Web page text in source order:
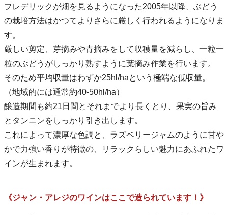
フレデリックが畑を見るようになった2005年以降、ぶどう
の栽培方法はかつてよりさらに厳しく行われるようになりま
す。
厳しい剪定、芽摘みや青摘みをして収穫量を減らし、一粒一
粒のぶどうがしっかり熟すように葉摘み作業を行います。
そのため平均収量はわずか25hl/haという極端な低収量。
（地域的には通常約40-50hl/ha）
醸造期間も約21日間とそれまでより長くとり、果実の旨み
とタンニンをしっかり引き出します。
これによって濃厚な色調と、ラズベリージャムのように甘や
かで力強い香りが特徴の、リラックらしい魅力にあふれたワ
インが生まれます。
《ジャン・アレジのワインはここで造られています！》